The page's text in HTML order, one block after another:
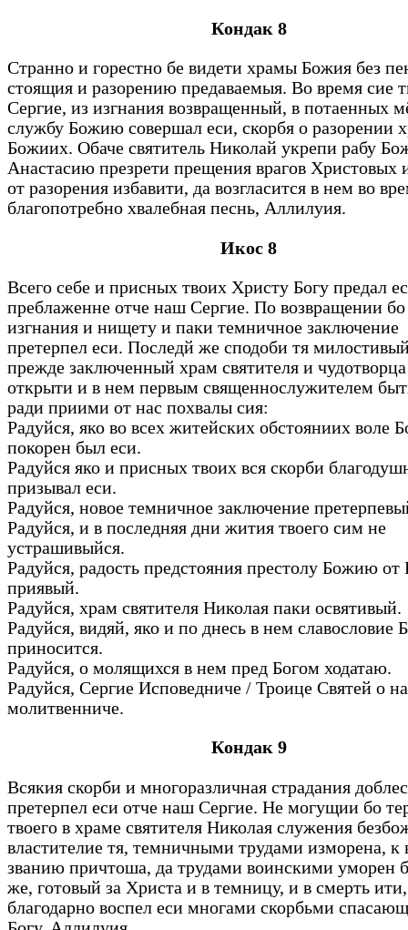
Кондак 8
Странно и горестно бе видети храмы Божия без
стоящия и разорению предаваемыя. Во время сие
Сергие, из изгнания возвращенный, в потаенных
службу Божию совершал еси, скорбя о разорении
Божиих. Обаче святитель Николай укрепи рабу
Анастасию презрети прещения врагов Христовых
от разорения избавити, да возгласится в нем во
благопотребно хвалебная песнь, Аллилуия.
Икос 8
Всего себе и присных твоих Христу Богу предал
преблаженне отче наш Сергие. По возвращении бо
изгнания и нищету и паки темничное заключение
претерпел еси. Последй же сподоби тя
прежде заключенный храм святителя и
открыти и в нем первым священнослужителем
ради приими от нас похвалы сия:
Радуйся, яко во всех житейских обстояниих воле
покорен был еси.
Радуйся яко и присных твоих вся скорби
призывал еси.
Радуйся, новое темничное заключение
Радуйся, и в последняя дни жития твоего сим не
устрашивыйся.
Радуйся, радость предстояния престолу Божию от
приявый.
Радуйся, храм святителя Николая паки освятивый.
Радуйся, видяй, яко и по днесь в нем славословие
приносится.
Радуйся, о молящихся в нем пред Богом ходатаю.
Радуйся, Сергие Исповедниче / Троице Святей о
молитвенниче.
Кондак 9
Всякия скорби и многоразличная страдания
претерпел еси отче наш Сергие. Не могущии бо
твоего в храме святителя Николая служения
властителие тя, темничными трудами изморена, к
званию причтоша, да трудами воинскими уморен
же, готовый за Христа и в темницу, и в смерть ити,
благодарно воспел еси многами скорбьми